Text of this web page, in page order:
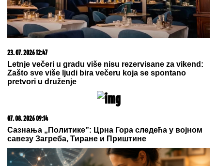
Mame, danas ne čistimo kuću. Poštujemo Svetog
Panteliju